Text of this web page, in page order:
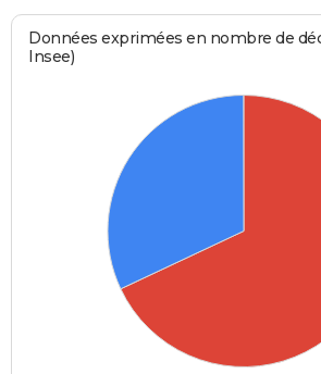
Données exprimées en nombre de
Insee)